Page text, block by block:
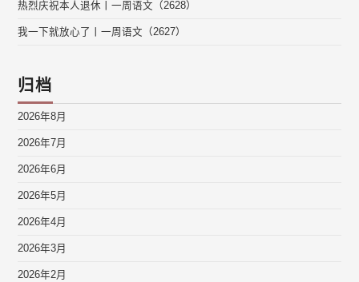
热烈庆祝本人退休丨一周语文（2628）
我一下就放心了丨一周语文（2627）
归档
2026年8月
2026年7月
2026年6月
2026年5月
2026年4月
2026年3月
2026年2月